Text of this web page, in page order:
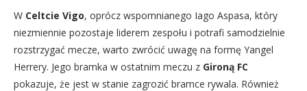
W Celtcie Vigo, oprócz wspomnianego Iago Aspasa, który
niezmiennie pozostaje liderem zespołu i potrafi samodzielnie
rozstrzygać mecze, warto zwrócić uwagę na formę Yangel
Herrery. Jego bramka w ostatnim meczu z Gironą FC
pokazuje, że jest w stanie zagrozić bramce rywala. Również